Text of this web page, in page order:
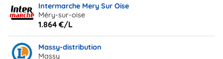
Intermarche Mery Sur Oise
Méry-sur-oise
1.864 €/L
Massy-distribution
Massy